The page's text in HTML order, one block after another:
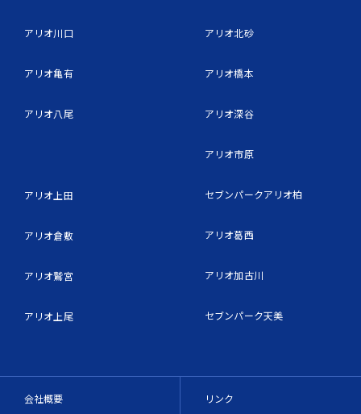
アリオ川口
アリオ亀有
アリオ八尾
アリオ上田
アリオ倉敷
アリオ鷲宮
アリオ上尾
アリオ北砂
アリオ橋本
アリオ深谷
アリオ市原
セブンパークアリオ柏
アリオ葛西
アリオ加古川
セブンパーク天美
会社概要 リンク